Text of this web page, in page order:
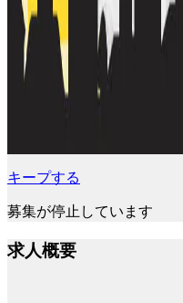
キープする
募集が停止しています
求人概要